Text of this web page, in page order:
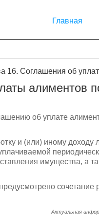
Главная
16. Соглашения об
алиментов
об уплате
и (или) иному доходу
имущества, а
сочетание
Актуальная